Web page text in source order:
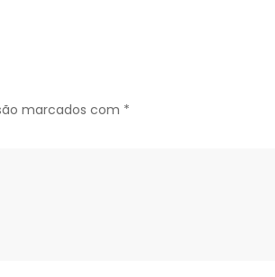
marcados com *